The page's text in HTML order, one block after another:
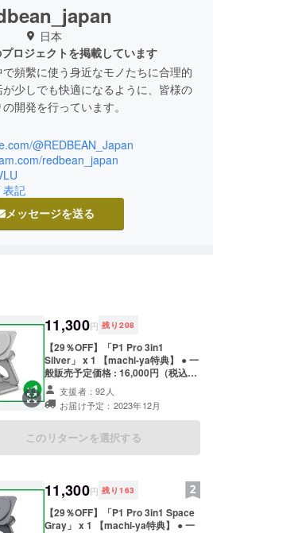
日本
ロジェクトを掲載しています
頻繫に使う身近なモノたちに合理的
少しでも快適になるように、皆様の
開発を行っています。
アイデアを愛されるサポーターの皆
新なアイデア商品を迅速に創り出す
して成長するために邁進して参りま
らにライフスタイルを新たな視点で
様が利便性に富んだ新たな体験ができ
品をご紹介できるREDBEAN(レッド
@REDBEAN_Japan
redbean_japan
表記
メッセージを送る
11,300円 残り 208
【29％OFF】「P1 Pro 3in1
Silver」 x 1 【machi-ya特典】 ● 一
般販売予定価格 : 16,000円（税込）
● machi-ya割 : 11,300円 29%
OFF（税込、送料込み） ※皆様のご
支援により量産効率が向上した場
合、一般販売価格が変更になる可能
性もございます。 ※配送に関しまし
支援者：92人
お届け予定：2023年12月
このリターンを選択する
11,300円 残り 163
【29％OFF】「P1 Pro 3in1 Space
Gray」 x 1 【machi-ya特典】 ● 一